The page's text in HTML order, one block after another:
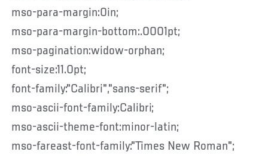
mso-para-margin:0in;
mso-para-margin-bottom:.0001pt;
mso-pagination:widow-orphan;
font-size:11.0pt;
font-family:"Calibri","sans-serif";
mso-ascii-font-family:Calibri;
mso-ascii-theme-font:minor-latin;
mso-fareast-font-family:"Times New Roman";